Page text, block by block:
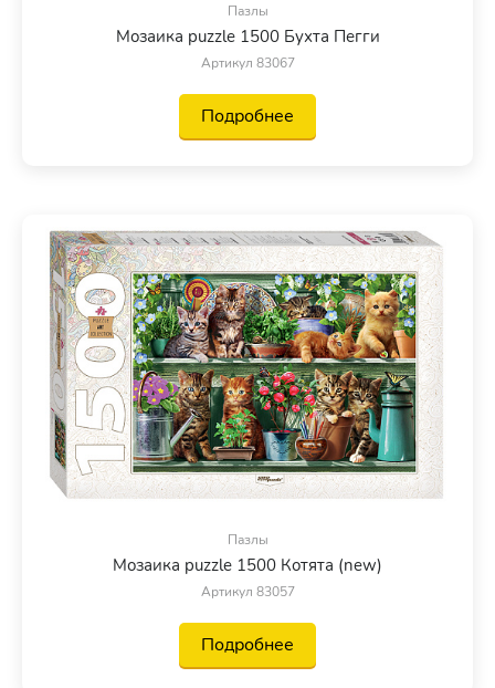
Пазлы
Мозаика puzzle 1500 Бухта Пегги
Артикул 83067
Подробнее
Пазлы
Мозаика puzzle 1500 Котята (new)
Артикул 83057
Подробнее